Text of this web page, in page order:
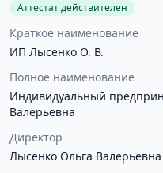
Аттестат действителен
Краткое наименование
ИП Лысенко О. В.
Полное наименование
Индивидуальный
Валерьевна
Директор
Лысенко Ольга Валерьевна